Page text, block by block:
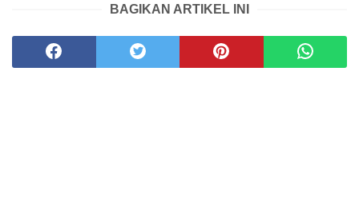
BAGIKAN ARTIKEL INI